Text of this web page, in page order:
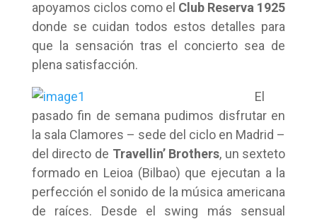
apoyamos ciclos como el Club Reserva 1925
donde se cuidan todos estos detalles para
que la sensación tras el concierto sea de
plena satisfacción.
El
pasado fin de semana pudimos disfrutar en
la sala Clamores – sede del ciclo en Madrid –
del directo de Travellin’ Brothers, un sexteto
formado en Leioa (Bilbao) que ejecutan a la
perfección el sonido de la música americana
de raíces. Desde el swing más sensual